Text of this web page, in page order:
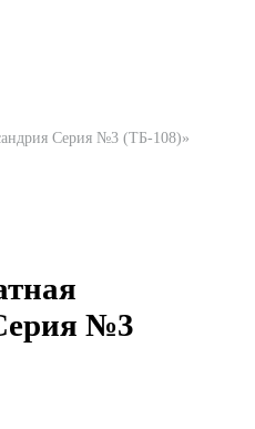
Серия №3 (ТБ-108)»
№3